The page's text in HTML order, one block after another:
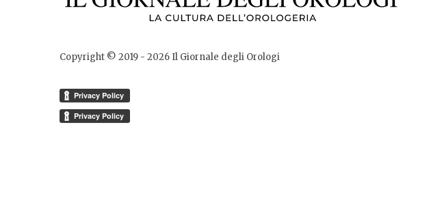
Copyright © 2019 - 2026Il Giornale degli Orologi